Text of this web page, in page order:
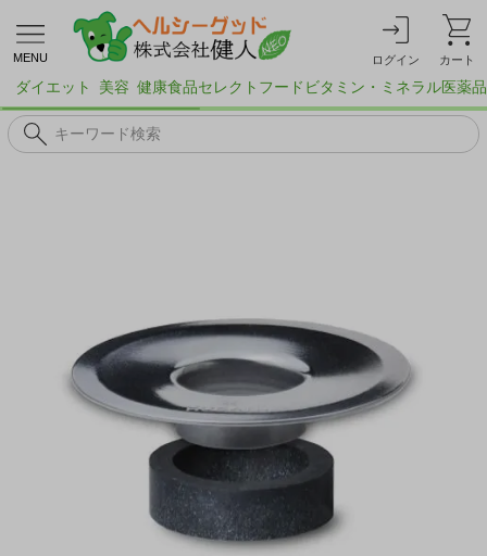
MENU ログイン カート
ダイエット 美容 健康食品セレクトフード ビタミン・ミネラル医薬品